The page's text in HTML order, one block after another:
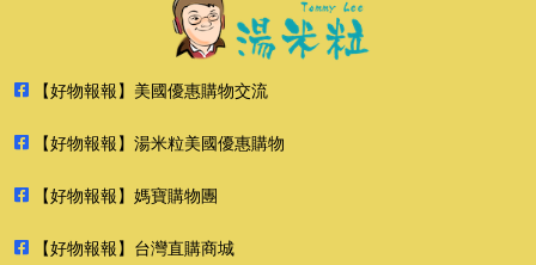
【好物報報】美國優惠購物交流
【好物報報】湯米粒美國優惠購物
【好物報報】媽寶購物團
【好物報報】台灣直購商城